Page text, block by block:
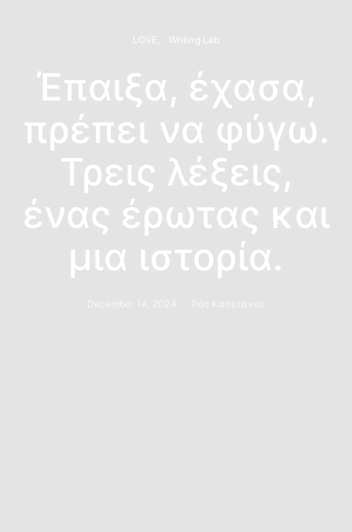
LOVE Writing Lab
Έπαιξα, έχασα,
πρέπει να φύγω.
Τρεις λέξεις,
ένας έρωτας και
μια ιστορία.